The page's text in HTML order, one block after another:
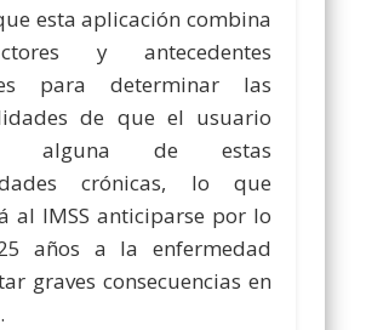
esta aplicación combina
y antecedentes
para determinar las
de que el usuario
alguna de estas
crónicas, lo que
al IMSS anticiparse por lo
años a la enfermedad
graves consecuencias en